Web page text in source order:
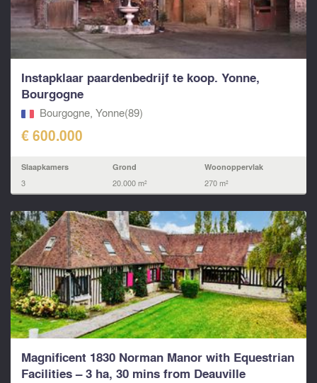
Instapklaar paardenbedrijf te koop. Yonne,
Bourgogne
Bourgogne, Yonne(89)
€ 600.000
Slaapkamers
3
Grond
20.000 m²
Woonoppervlak
270 m²
Magnificent 1830 Norman Manor with Equestrian
Facilities – 3 ha, 30 mins from Deauville